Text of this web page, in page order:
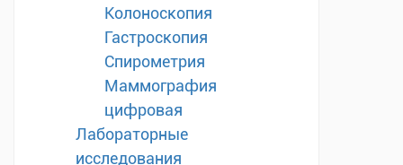
Колоноскопия
Гастроскопия
Спирометрия
Маммография
цифровая
Лабораторные
исследования